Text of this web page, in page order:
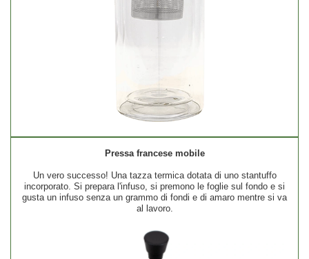
Pressa francese mobile
Un vero successo! Una tazza termica dotata di uno stantuffo
incorporato. Si prepara l'infuso, si premono le foglie sul fondo e si
gusta un infuso senza un grammo di fondi e di amaro mentre si va
al lavoro.